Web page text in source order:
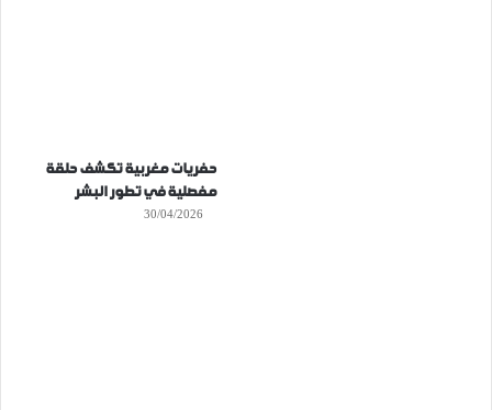
حفريات مغربية تكشف حلقة
مفصلية في تطور البشر
30/04/2026